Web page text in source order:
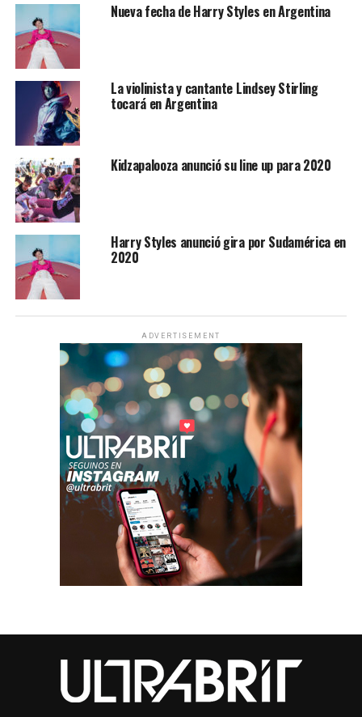
Nueva fecha de Harry Styles en Argentina
La violinista y cantante Lindsey Stirling
tocará en Argentina
Kidzapalooza anunció su line up para 2020
Harry Styles anunció gira por Sudamérica en
2020
ADVERTISEMENT